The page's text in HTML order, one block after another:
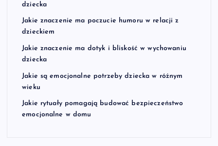
dziecka
Jakie znaczenie ma poczucie humoru w relacji z
dzieckiem
Jakie znaczenie ma dotyk i bliskość w wychowaniu
dziecka
Jakie są emocjonalne potrzeby dziecka w różnym
wieku
Jakie rytuały pomagają budować bezpieczeństwo
emocjonalne w domu